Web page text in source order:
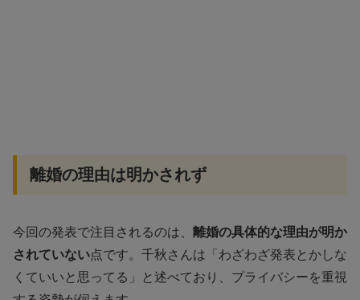
離婚の理由は明かされず
今回の発表で注目されるのは、 離婚の具体的な理由が明か
されていない点です。千秋さんは「わざわざ発表とかしな
くていいと思ってる」と述べており、プライバシーを重視